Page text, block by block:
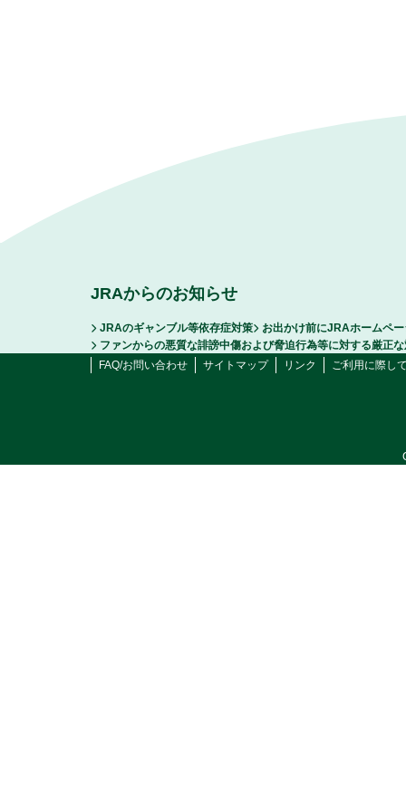
JRAからのお知らせ
JRAのギャンブル等依存症対策
お出かけ前にJRAホームペ
ファンからの悪質な誹謗中傷および脅迫行為等に対する厳正
FAQ/お問い合わせ
サイトマップ リンク ご利用に際し